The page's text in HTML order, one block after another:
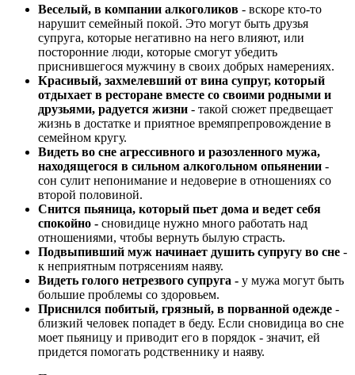
Веселый, в компании алкоголиков - вскоре кто-то
нарушит семейный покой. Это могут быть друзья
супруга, которые негативно на него влияют, или
посторонние люди, которые смогут убедить
приснившегося мужчину в своих добрых намерениях.
Красивый, захмелевший от вина супруг, который
отдыхает в ресторане вместе со своими родными и
друзьями, радуется жизни - такой сюжет предвещает
жизнь в достатке и приятное времяпрепровождение в
семейном кругу.
Видеть во сне агрессивного и разозленного мужа,
находящегося в сильном алкогольном опьянении -
сон сулит непонимание и недоверие в отношениях со
второй половиной.
Снится пьяница, который пьет дома и ведет себя
спокойно - сновидице нужно много работать над
отношениями, чтобы вернуть былую страсть.
Подвыпивший муж начинает душить супругу во сне -
к неприятным потрясениям наяву.
Видеть голого нетрезвого супруга - у мужа могут быть
большие проблемы со здоровьем.
Приснился побитый, грязный, в порванной одежде -
близкий человек попадет в беду. Если сновидица во сне
моет пьяницу и приводит его в порядок - значит, ей
придется помогать родственнику и наяву.